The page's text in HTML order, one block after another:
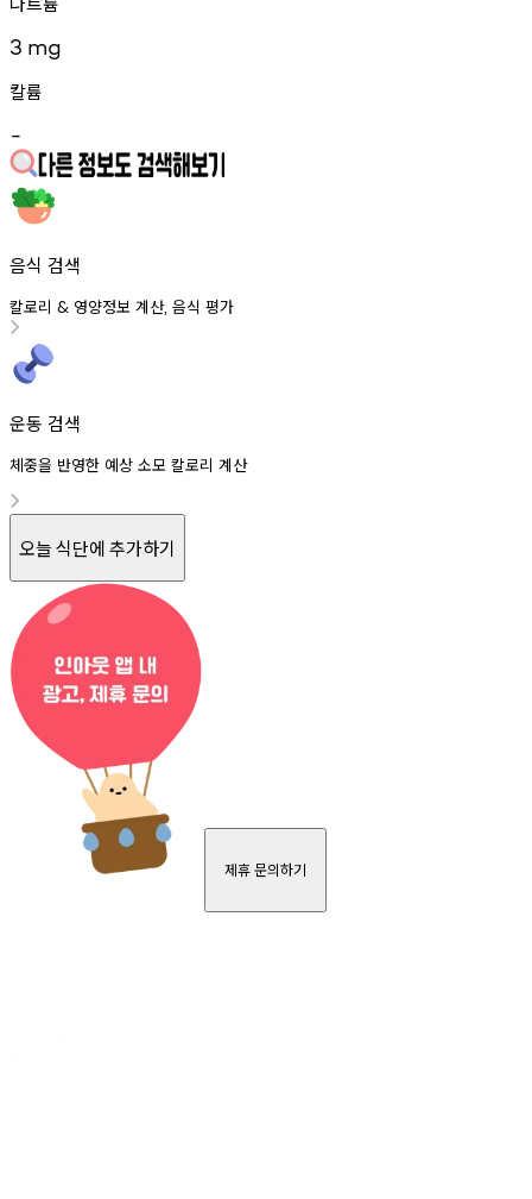
3 mg
칼륨
-
음식 검색
칼로리 & 영양정보 계산, 음식 평가
운동 검색
체중을 반영한 예상 소모 칼로리 계산
오늘 식단에 추가하기
제휴 문의하기